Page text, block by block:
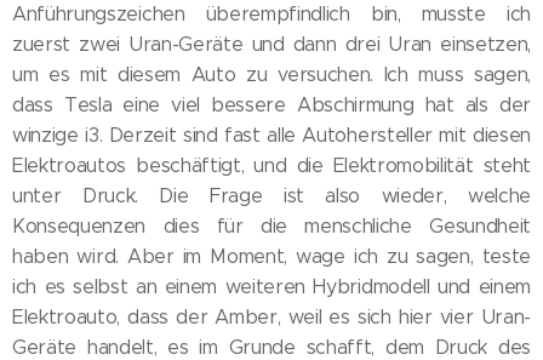
Anführungszeichen überempfindlich bin, musste ich
zuerst zwei Uran-Geräte und dann drei Uran einsetzen,
um es mit diesem Auto zu versuchen. Ich muss sagen,
dass Tesla eine viel bessere Abschirmung hat als der
winzige i3. Derzeit sind fast alle Autohersteller mit diesen
Elektroautos beschäftigt, und die Elektromobilität steht
unter Druck. Die Frage ist also wieder, welche
Konsequenzen dies für die menschliche Gesundheit
haben wird. Aber im Moment, wage ich zu sagen, teste
ich es selbst an einem weiteren Hybridmodell und einem
Elektroauto, dass der Amber, weil es sich hier vier Uran-
Geräte handelt, es im Grunde schafft, dem Druck des